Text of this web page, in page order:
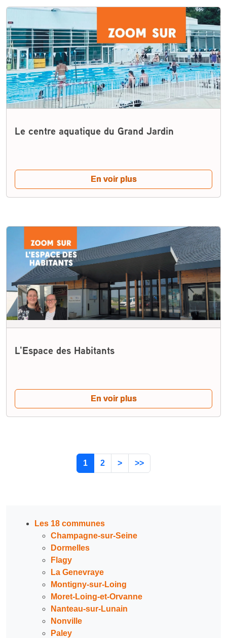
Les 18 communes
Champagne-sur-Seine
Dormelles
Flagy
La Genevraye
Montigny-sur-Loing
Moret-Loing-et-Orvanne
Nanteau-sur-Lunain
Nonville
Paley
Le centre aquatique du Grand Jardin
En voir plus
L'Espace des Habitants
En voir plus
1 2 > >>